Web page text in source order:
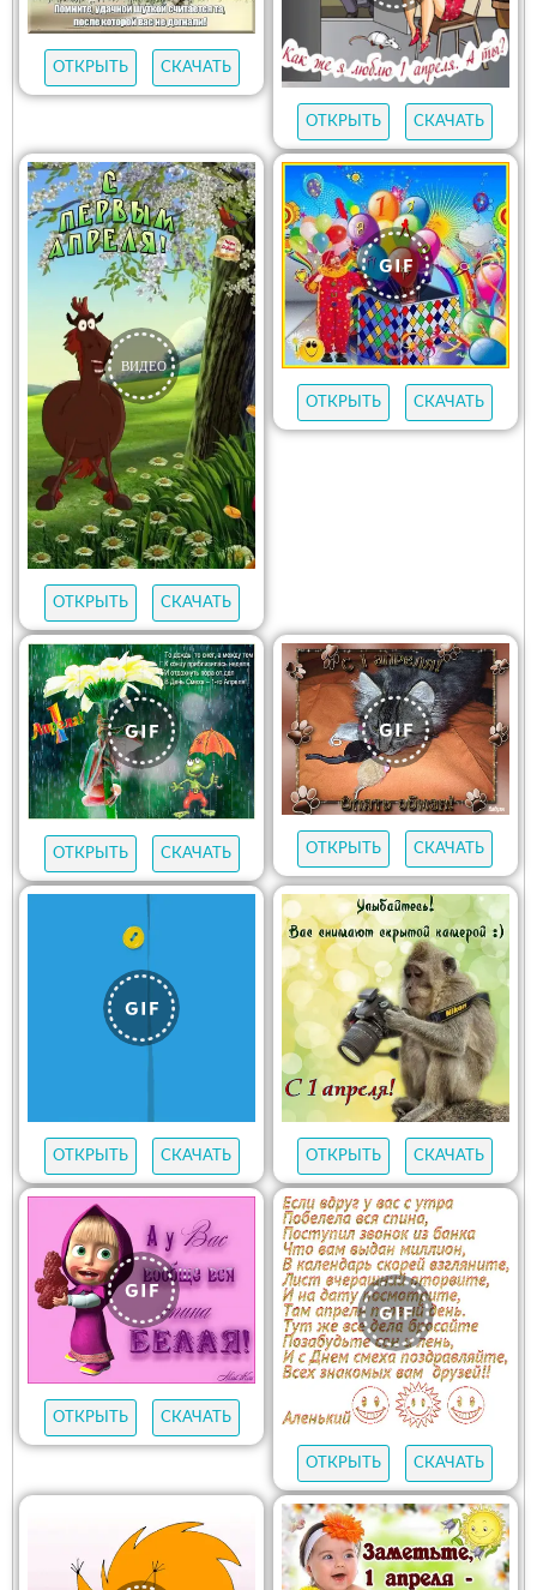
ОТКРЫТЬ СКАЧАТЬ
ОТКРЫТЬ СКАЧАТЬ
ОТКРЫТЬ СКАЧАТЬ
ОТКРЫТЬ СКАЧАТЬ
ОТКРЫТЬ СКАЧАТЬ ОТКРЫТЬ СКАЧАТЬ
ОТКРЫТЬ СКАЧАТЬ ОТКРЫТЬ СКАЧАТЬ
ОТКРЫТЬ СКАЧАТЬ
ОТКРЫТЬ СКАЧАТЬ